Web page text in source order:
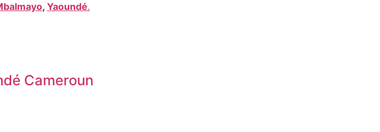
, Yaoundé.
Cameroun